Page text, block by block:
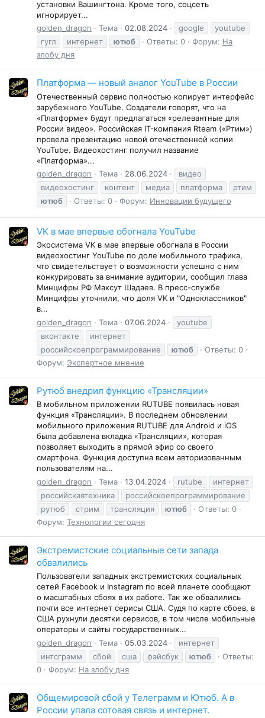
установки Вашингтона. Кроме того, соцсеть
игнорирует...
golden_dragon
Тема 02.08.2024 google
youtube
гугл
интернет ютюб Ответы: 0 Форум: На
злобу дня
Платформа — новый аналог YouTube в России
Отечественный сервис полностью копирует интерфейс
зарубежного YouTube. Создатели говорят, что на
«Платформе» будут предлагаться «релевантные для
России видео». Российская IT-компания Rteam («Ртим»)
провела презентацию новой отечественной копии
YouTube. Видеохостинг получил название
«Платформа»...
golden_dragon
Тема 28.06.2024
видео
видеохостинг
контент медиа платформа
ртим
ютюб
Ответы: 0 Форум: Инновации будущего
VK в мае впервые обогнала YouTube
Экосистема VK в мае впервые обогнала в России
видеохостинг YouTube по доле мобильного трафика,
что свидетельствует о возможности успешно с ним
конкурировать за внимание аудитории, сообщил глава
Минцифры РФ Максут Шадаев. В пресс-службе
Минцифры уточнили, что доля VK и "Одноклассников"
в...
golden_dragon
Тема 07.06.2024
youtube
вконтакте
интернет
российскоепрограммирование
ютюб
Ответы: 0
Форум: Экспертное мнение
Рутюб внедрил функцию «Трансляции»
В мобильном приложении RUTUBE появилась новая
функция «Трансляции». В последнем обновлении
мобильного приложения RUTUBE для Android и iOS
была добавлена вкладка «Трансляции», которая
позволяет выходить в прямой эфир со своего
смартфона. Функция доступна всем авторизованным
пользователям на...
golden_dragon
Тема 13.04.2024 rutube
интернет
российскаятехника
российскоепрограммирование
рутюб
стрим трансляция ютюб
Ответы: 0
Форум: Технологии сегодня
Экстремистские социальные сети запада
обвалились
Пользователи западных экстремистских социальных
сетей Facebook и Instagram по всей планете сообщают
о масштабных сбоях в их работе. Так же обвалились
почти все интернет серисы США. Судя по карте сбоев, в
США рухнули десятки сервисов, в том числе мобильные
операторы и сайты государственных...
golden_dragon
Тема 05.03.2024
интернет
интсграмм
сбой сша фэйсбук ютюб
Ответы:
0
Форум: На злобу дня
Общемировой сбой у Телеграмм и Ютюб. А в
России упала сотовая связь и интернет.